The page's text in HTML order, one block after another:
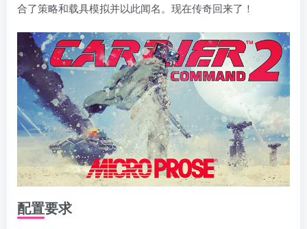
合了策略和载具模拟并以此闻名。现在传奇回来了！
配置要求